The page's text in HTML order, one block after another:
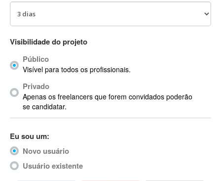
ACID Pro
ACPI
Acrobat
Acrobat X
Acronis
ACT
Actimize
ActionScript
ActionScript 3
Visibilidade do projeto
Público
Visível para todos os profissionais.
Privado
Apenas os freelancers que forem convidados poderão
se candidatar.
Eu sou um:
Novo usuário
Usuário existente